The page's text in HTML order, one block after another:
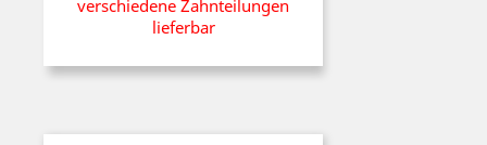
verschiedene Zahnteilungen
lieferbar